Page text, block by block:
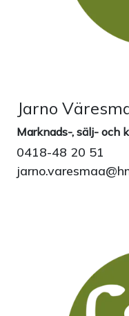
Jarno
Marknads-, sälj- och
0418-48 20 51